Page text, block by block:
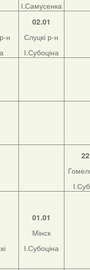
І.Самусенка
н
02.01
Слуцкі р-н
І.Субоціна
01.01
Мінск
І.Субоціна